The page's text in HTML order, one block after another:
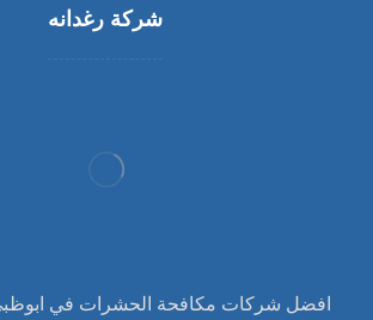
شركة رغدانه
افضل شركات مكافحة الحشرات في